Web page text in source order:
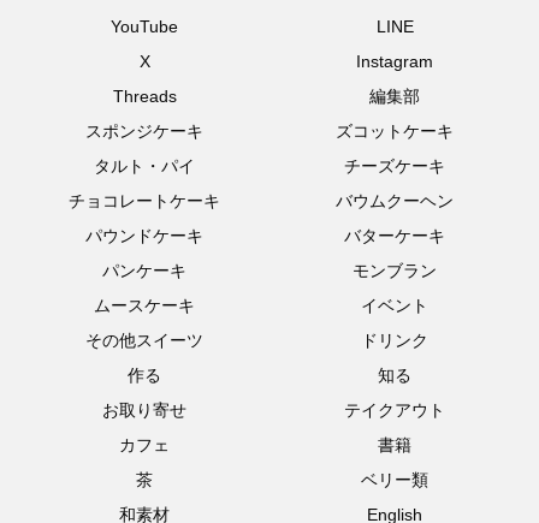
YouTube
LINE
X
Instagram
Threads
編集部
スポンジケーキ
ズコットケーキ
タルト・パイ
チーズケーキ
チョコレートケーキ
バウムクーヘン
パウンドケーキ
バターケーキ
パンケーキ
モンブラン
ムースケーキ
イベント
その他スイーツ
ドリンク
作る
知る
お取り寄せ
テイクアウト
カフェ
書籍
茶
ベリー類
和素材
English